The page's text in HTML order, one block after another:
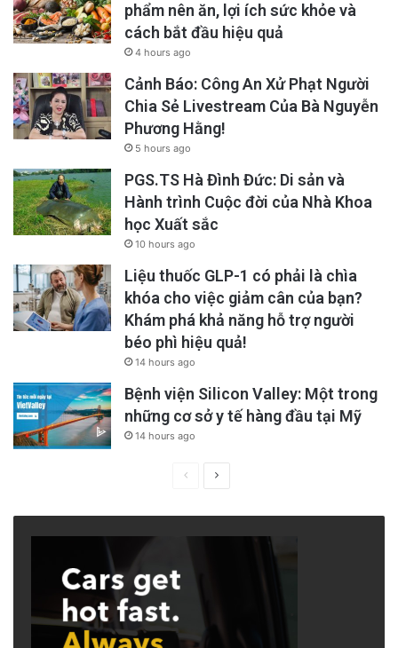
phẩm nên ăn, lợi ích sức khỏe và
cách bắt đầu hiệu quả
4 hours ago
Cảnh Báo: Công An Xử Phạt Người
Chia Sẻ Livestream Của Bà Nguyễn
Phương Hằng!
5 hours ago
PGS.TS Hà Đình Đức: Di sản và
Hành trình Cuộc đời của Nhà Khoa
học Xuất sắc
10 hours ago
Liệu thuốc GLP-1 có phải là chìa
khóa cho việc giảm cân của bạn?
Khám phá khả năng hỗ trợ người
béo phì hiệu quả!
14 hours ago
Bệnh viện Silicon Valley: Một trong
những cơ sở y tế hàng đầu tại Mỹ
14 hours ago
PreviousNext